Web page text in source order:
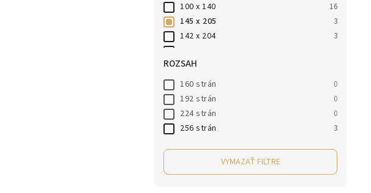
100 x 140 16
145 x 205 3
142 x 204 3
ROZSAH
160 strán 0
192 strán 0
224 strán 0
256 strán 3
VYMAZAŤ FILTRE